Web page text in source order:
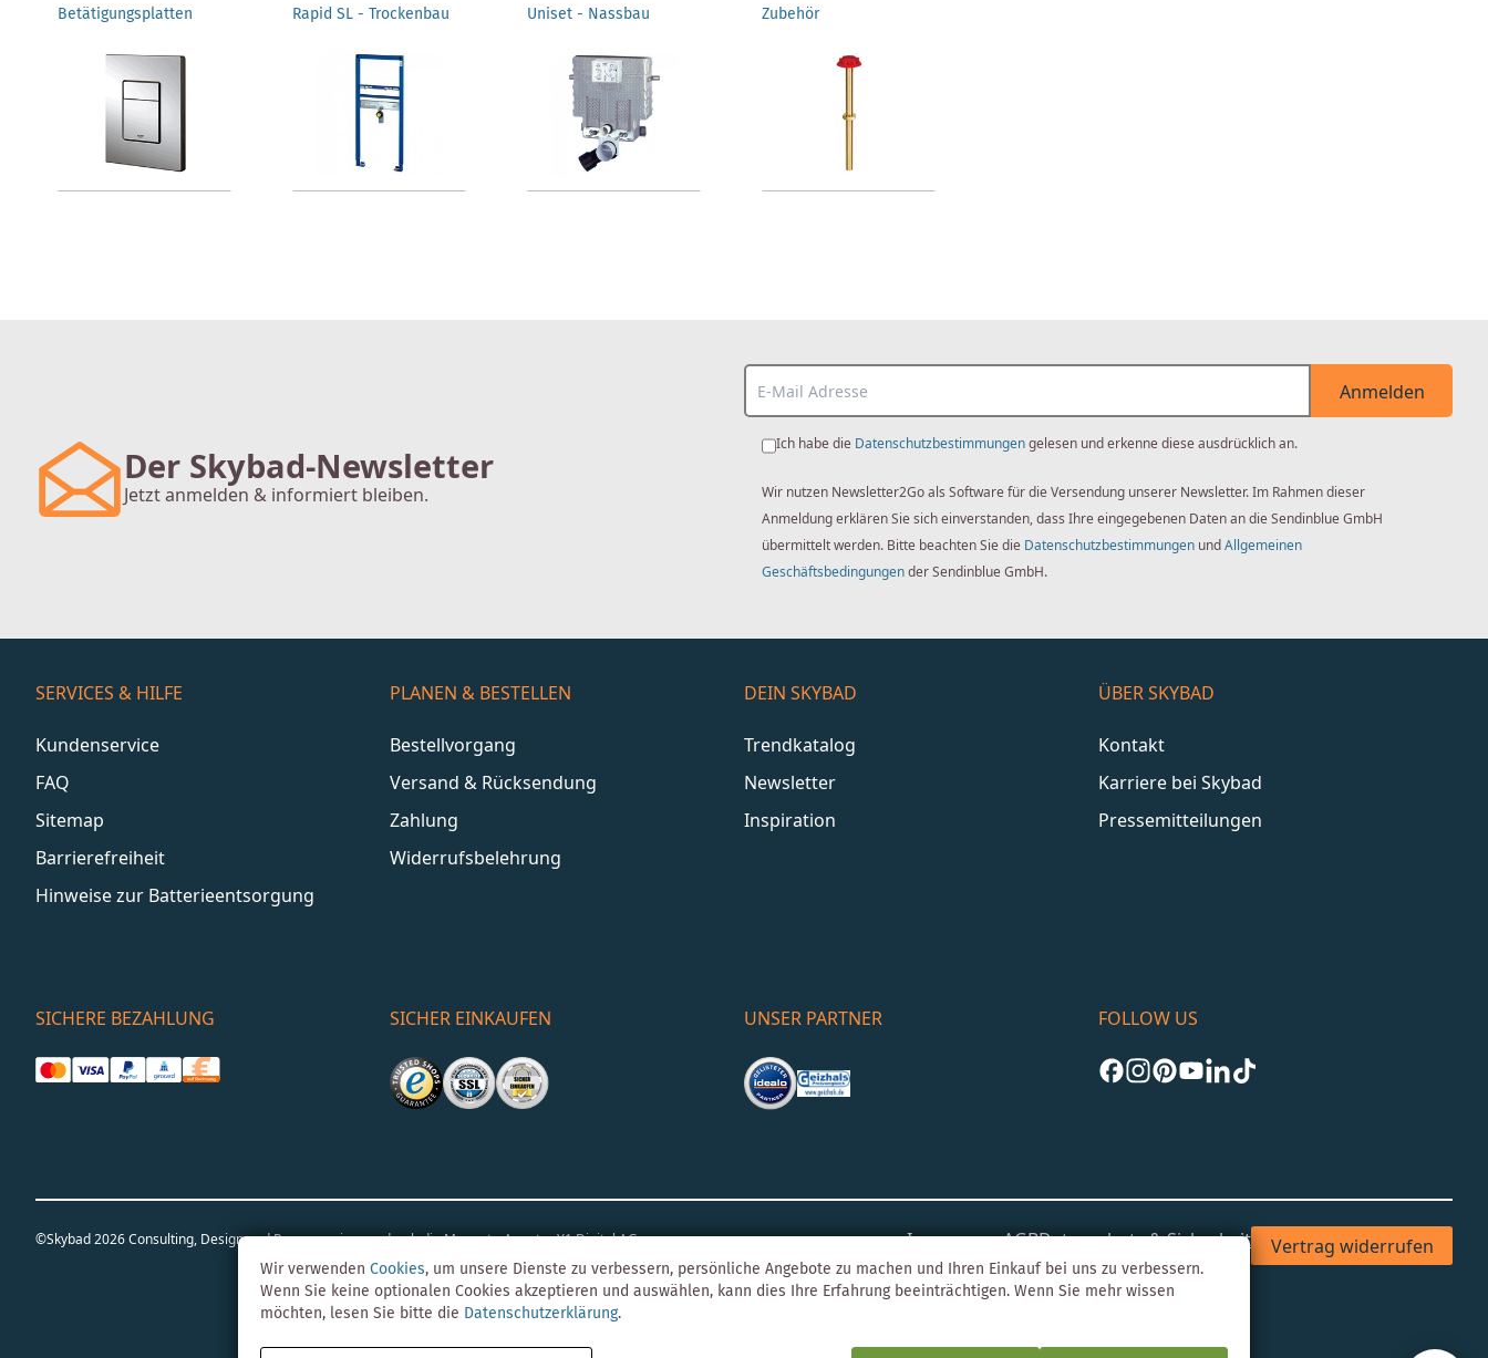
Betätigungsplatten Rapid SL - Trockenbau Uniset - Nassbau Zubehör
Der Skybad-Newsletter
Jetzt anmelden & informiert bleiben.
Anmelden
Ich habe die Datenschutzbestimmungengelesen und erkenne diese ausdrücklich an.
Wir nutzen Newsletter2Go als Software für die Versendung unserer Newsletter. Im Rahmen dieser
Anmeldung erklären Sie sich einverstanden, dass Ihre eingegebenen Daten an die Sendinblue GmbH
übermittelt werden. Bitte beachten Sie die Datenschutzbestimmungen undAllgemeinen
Geschäftsbedingungender Sendinblue GmbH.
SERVICES & HILFE
Kundenservice
FAQ
Sitemap
Barrierefreiheit
Hinweise zur Batterieentsorgung
PLANEN & BESTELLEN
Bestellvorgang
Versand & Rücksendung
Zahlung
Widerrufsbelehrung
DEIN SKYBAD
Trendkatalog
Newsletter
Inspiration
ÜBER SKYBAD
Kontakt
Karriere bei Skybad
Pressemitteilungen
SICHERE BEZAHLUNG SICHER EINKAUFEN UNSER PARTNER FOLLOW US
©Skybad 2026 Consulting, Design und Programmierung durch die Magento-AgenturY1 Digital AG ImpressumAGBDatenschutz & Sicherheit
Vertrag widerrufen
Wir verwendenCookies, um unsere Dienste zu verbessern, persönliche Angebote zu machen und Ihren Einkauf bei uns zu verbessern.
Wenn Sie keine optionalen Cookies akzeptieren und auswählen, kann dies Ihre Erfahrung beeinträchtigen. Wenn Sie mehr wissen
möchten, lesen Sie bitte die Datenschutzerklärung.